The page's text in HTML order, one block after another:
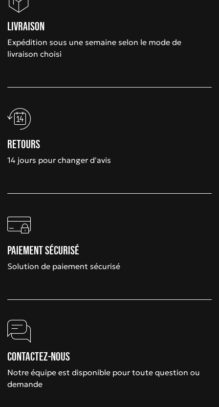
Livraison
Expédition sous une semaine selon le mode de
livraison choisi
Retours
14 jours pour changer d'avis
Paiement sécurisé
Solution de paiement sécurisé
Contactez-nous
Notre équipe est disponible pour toute question ou
demande